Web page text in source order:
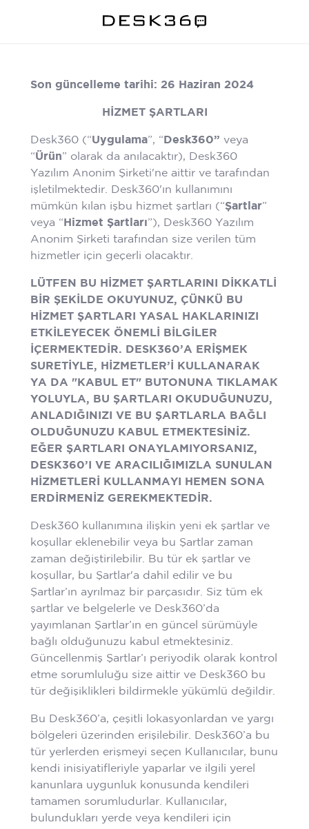
Son güncelleme tarihi: 26 Haziran 2024
HİZMET ŞARTLARI
Desk360 (“Uygulama”, “ Desk360” veya
“Ürün” olarak da anılacaktır), Desk360
Yazılım Anonim Şirketi'ne aittir ve tarafından
işletilmektedir. Desk360'ın kullanımını
mümkün kılan işbu hizmet şartları (“Şartlar”
veya “ Hizmet Şartları”), Desk360 Yazılım
Anonim Şirketi tarafından size verilen tüm
hizmetler için geçerli olacaktır.
LÜTFEN BU HİZMET ŞARTLARINI DİKKATLİ
BİR ŞEKİLDE OKUYUNUZ, ÇÜNKÜ BU
HİZMET ŞARTLARI YASAL HAKLARINIZI
ETKİLEYECEK ÖNEMLİ BİLGİLER
İÇERMEKTEDİR. DESK360’A ERİŞMEK
SURETİYLE, HİZMETLER’İ KULLANARAK
YA DA "KABUL ET" BUTONUNA TIKLAMAK
YOLUYLA, BU ŞARTLARI OKUDUĞUNUZU,
ANLADIĞINIZI VE BU ŞARTLARLA BAĞLI
OLDUĞUNUZU KABUL ETMEKTESİNİZ.
EĞER ŞARTLARI ONAYLAMIYORSANIZ,
DESK360’I VE ARACILIĞIMIZLA SUNULAN
HİZMETLERİ KULLANMAYI HEMEN SONA
ERDİRMENİZ GEREKMEKTEDİR.
Desk360 kullanımına ilişkin yeni ek şartlar ve
koşullar eklenebilir veya bu Şartlar zaman
zaman değiştirilebilir. Bu tür ek şartlar ve
koşullar, bu Şartlar'a dahil edilir ve bu
Şartlar’ın ayrılmaz bir parçasıdır. Siz tüm ek
şartlar ve belgelerle ve Desk360’da
yayımlanan Şartlar’ın en güncel sürümüyle
bağlı olduğunuzu kabul etmektesiniz.
Güncellenmiş Şartlar’ı periyodik olarak kontrol
etme sorumluluğu size aittir ve Desk360 bu
tür değişiklikleri bildirmekle yükümlü değildir.
Bu Desk360’a, çeşitli lokasyonlardan ve yargı
bölgeleri üzerinden erişilebilir. Desk360’a bu
tür yerlerden erişmeyi seçen Kullanıcılar, bunu
kendi inisiyatifleriyle yaparlar ve ilgili yerel
kanunlara uygunluk konusunda kendileri
tamamen sorumludurlar. Kullanıcılar,
bulundukları yerde veya kendileri için